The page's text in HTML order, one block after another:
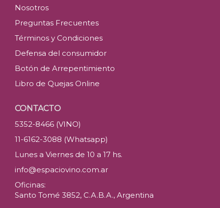
Nosotros
Preguntas Frecuentes
Términos y Condiciones
Defensa del consumidor
Botón de Arrepentimiento
Libro de Quejas Online
CONTACTO
5352-8466 (VINO)
11-6162-3088 (Whatsapp)
Lunes a Viernes de 10 a 17 hs.
info@espaciovino.com.ar
Oficinas:
Santo Tomé 3852, C.A.B.A., Argentina